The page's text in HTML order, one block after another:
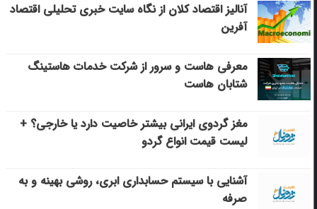
آنالیز اقتصاد کلان از نگاه سایت خبری تحلیلی اقتصاد
آفرین
معرفی هاست و سرور از شرکت خدمات هاستینگ
شتابان هاست
مغز گردوی ایرانی بیشتر خاصیت دارد یا خارجی؟ +
لیست قیمت انواع گردو
آشنایی با سیستم حسابداری ابری، روشی بهینه و به
صرفه